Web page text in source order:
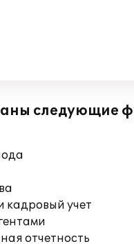
следующие
кадровый учет
отчетность